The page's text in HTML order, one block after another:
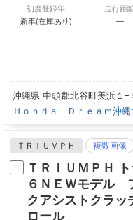
初度登録年
新車(在庫あり)
走行距
―
沖縄県 中頭郡北谷町美浜１−
Ｈｏｎｄａ Ｄｒｅａｍ沖縄
ＴＲＩＵＭＰＨ 複数画像
ＴＲＩＵＭＰＨ
６ＮＥＷモデル
クアシストクラ
ロール